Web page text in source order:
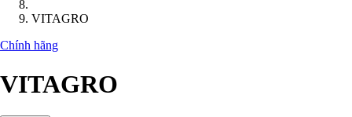
VITAGRO
Chính hãng
VITAGRO